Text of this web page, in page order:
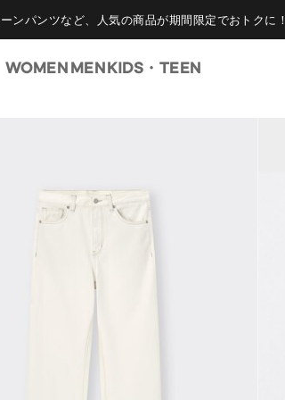
ンパンツなど、人気の商品が期間限定でおトクに！
WOMEN MENKIDS・TEEN